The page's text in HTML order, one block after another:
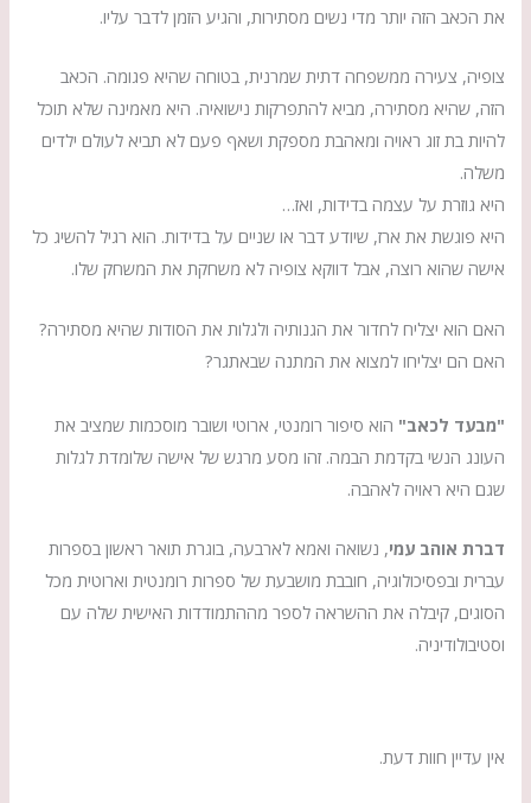
את הכאב הזה יותר מדי נשים מסתירות, והגיע הזמן לדבר עליו.
צופיה, צעירה ממשפחה דתית שמרנית, בטוחה שהיא פגומה. הכאב
הזה, שהיא מסתירה, מביא להתפרקות נישואיה. היא מאמינה שלא תוכל
להיות בת זוג ראויה ומאהבת מספקת ושאף פעם לא תביא לעולם ילדים
משלה.
היא גוזרת על עצמה בדידות, ואז…
היא פוגשת את ארז, שיודע דבר או שניים על בדידות. הוא רגיל להשיג כל
אישה שהוא רוצה, אבל דווקא צופיה לא משחקת את המשחק שלו.
האם הוא יצליח לחדור את הגנותיה ולגלות את הסודות שהיא מסתירה?
האם הם יצליחו למצוא את המתנה שבאתגר?
"מבעד לכאב" הוא סיפור רומנטי, ארוטי ושובר מוסכמות שמציב את
העונג הנשי בקדמת הבמה. זהו מסע מרגש של אישה שלומדת לגלות
שגם היא ראויה לאהבה.
דברת אוהב עמי, נשואה ואמא לארבעה, בוגרת תואר ראשון בספרות
עברית ובפסיכולוגיה, חובבת מושבעת של ספרות רומנטית וארוטית מכל
הסוגים, קיבלה את ההשראה לספר מההתמודדות האישית שלה עם
וסטיבולודיניה.
אין עדיין חוות דעת.